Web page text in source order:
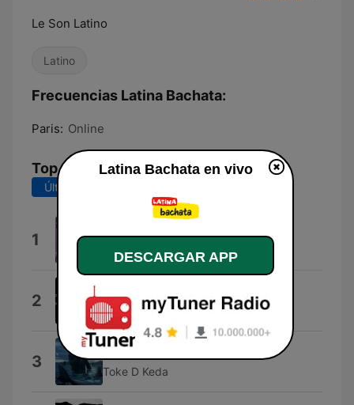
Le Son Latino
Latino
Frecuencias Latina Bachata:
Paris: Online
Top Canciones
Últimos 7 días
1 Karlos Rosé
2 Al Otro Lado Del Mar
Daniel Santacruz
3 Toke D Keda
Latina Bachata en vivo
DESCARGAR APP